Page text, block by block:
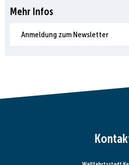
Mehr Infos
Anmeldung zum Newsletter